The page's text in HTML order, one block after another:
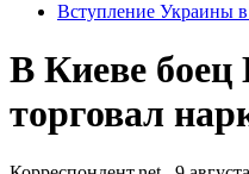
Вступление Украины
В Киеве
торговал